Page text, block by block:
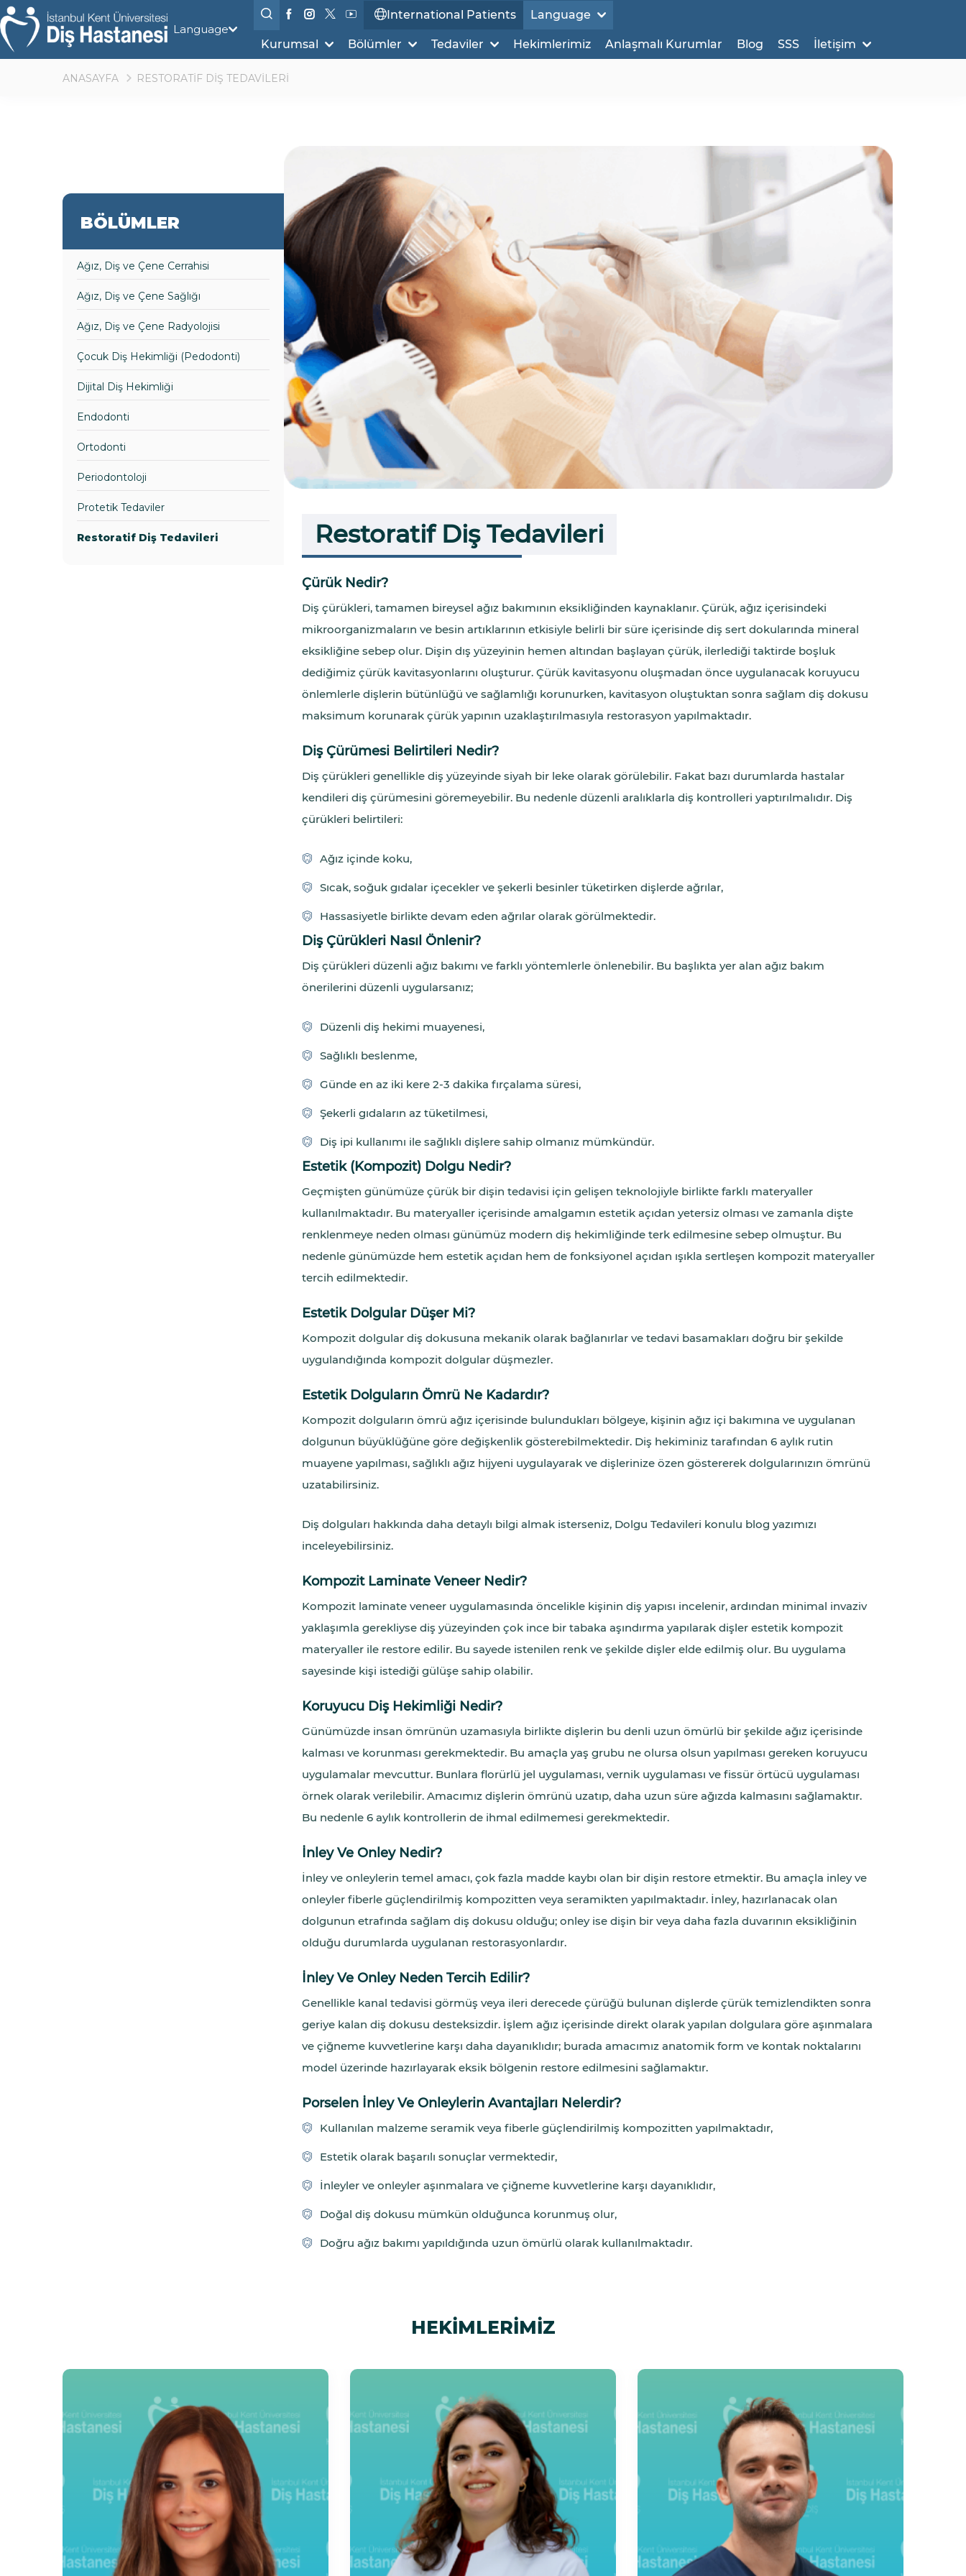
Language
International Patients Language
Kurumsal Bölümler Tedaviler Hekimlerimiz Anlaşmalı Kurumlar Blog SSS İletişim
ANASAYFA RESTORATİF DİŞ TEDAVİLERİ
BÖLÜMLER
Ağız, Diş ve Çene Cerrahisi
Ağız, Diş ve Çene Sağlığı
Ağız, Diş ve Çene Radyolojisi
Çocuk Diş Hekimliği (Pedodonti)
Dijital Diş Hekimliği
Endodonti
Ortodonti
Periodontoloji
Protetik Tedaviler
Restoratif Diş Tedavileri Restoratif Diş Tedavileri
Çürük Nedir?
Diş çürükleri, tamamen bireysel ağız bakımının eksikliğinden kaynaklanır. Çürük, ağız içerisindeki
mikroorganizmaların ve besin artıklarının etkisiyle belirli bir süre içerisinde diş sert dokularında mineral
eksikliğine sebep olur. Dişin dış yüzeyinin hemen altından başlayan çürük, ilerlediği taktirde boşluk
dediğimiz çürük kavitasyonlarını oluşturur. Çürük kavitasyonu oluşmadan önce uygulanacak koruyucu
önlemlerle dişlerin bütünlüğü ve sağlamlığı korunurken, kavitasyon oluştuktan sonra sağlam diş dokusu
maksimum korunarak çürük yapının uzaklaştırılmasıyla restorasyon yapılmaktadır.
Diş Çürümesi Belirtileri Nedir?
Diş çürükleri genellikle diş yüzeyinde siyah bir leke olarak görülebilir. Fakat bazı durumlarda hastalar
kendileri diş çürümesini göremeyebilir. Bu nedenle düzenli aralıklarla diş kontrolleri yaptırılmalıdır. Diş
çürükleri belirtileri:
Ağız içinde koku,
Sıcak, soğuk gıdalar içecekler ve şekerli besinler tüketirken dişlerde ağrılar,
Hassasiyetle birlikte devam eden ağrılar olarak görülmektedir.
Diş Çürükleri Nasıl Önlenir?
Diş çürükleri düzenli ağız bakımı ve farklı yöntemlerle önlenebilir. Bu başlıkta yer alan ağız bakım
önerilerini düzenli uygularsanız;
Düzenli diş hekimi muayenesi,
Sağlıklı beslenme,
Günde en az iki kere 2-3 dakika fırçalama süresi,
Şekerli gıdaların az tüketilmesi,
Diş ipi kullanımı ile sağlıklı dişlere sahip olmanız mümkündür.
Estetik (Kompozit) Dolgu Nedir?
Geçmişten günümüze çürük bir dişin tedavisi için gelişen teknolojiyle birlikte farklı materyaller
kullanılmaktadır. Bu materyaller içerisinde amalgamın estetik açıdan yetersiz olması ve zamanla dişte
renklenmeye neden olması günümüz modern diş hekimliğinde terk edilmesine sebep olmuştur. Bu
nedenle günümüzde hem estetik açıdan hem de fonksiyonel açıdan ışıkla sertleşen kompozit materyaller
tercih edilmektedir.
Estetik Dolgular Düşer Mi?
Kompozit dolgular diş dokusuna mekanik olarak bağlanırlar ve tedavi basamakları doğru bir şekilde
uygulandığında kompozit dolgular düşmezler.
Estetik Dolguların Ömrü Ne Kadardır?
Kompozit dolguların ömrü ağız içerisinde bulundukları bölgeye, kişinin ağız içi bakımına ve uygulanan
dolgunun büyüklüğüne göre değişkenlik gösterebilmektedir. Diş hekiminiz tarafından 6 aylık rutin
muayene yapılması, sağlıklı ağız hijyeni uygulayarak ve dişlerinize özen göstererek dolgularınızın ömrünü
uzatabilirsiniz.
Diş dolguları hakkında daha detaylı bilgi almak isterseniz, Dolgu Tedavileri konulu blog yazımızı
inceleyebilirsiniz.
Kompozit Laminate Veneer Nedir?
Kompozit laminate veneer uygulamasında öncelikle kişinin diş yapısı incelenir, ardından minimal invaziv
yaklaşımla gerekliyse diş yüzeyinden çok ince bir tabaka aşındırma yapılarak dişler estetik kompozit
materyaller ile restore edilir. Bu sayede istenilen renk ve şekilde dişler elde edilmiş olur. Bu uygulama
sayesinde kişi istediği gülüşe sahip olabilir.
Koruyucu Diş Hekimliği Nedir?
Günümüzde insan ömrünün uzamasıyla birlikte dişlerin bu denli uzun ömürlü bir şekilde ağız içerisinde
kalması ve korunması gerekmektedir. Bu amaçla yaş grubu ne olursa olsun yapılması gereken koruyucu
uygulamalar mevcuttur. Bunlara florürlü jel uygulaması, vernik uygulaması ve fissür örtücü uygulaması
örnek olarak verilebilir. Amacımız dişlerin ömrünü uzatıp, daha uzun süre ağızda kalmasını sağlamaktır.
Bu nedenle 6 aylık kontrollerin de ihmal edilmemesi gerekmektedir.
İnley Ve Onley Nedir?
İnley ve onleylerin temel amacı, çok fazla madde kaybı olan bir dişin restore etmektir. Bu amaçla inley ve
onleyler fiberle güçlendirilmiş kompozitten veya seramikten yapılmaktadır. İnley, hazırlanacak olan
dolgunun etrafında sağlam diş dokusu olduğu; onley ise dişin bir veya daha fazla duvarının eksikliğinin
olduğu durumlarda uygulanan restorasyonlardır.
İnley Ve Onley Neden Tercih Edilir?
Genellikle kanal tedavisi görmüş veya ileri derecede çürüğü bulunan dişlerde çürük temizlendikten sonra
geriye kalan diş dokusu desteksizdir. İşlem ağız içerisinde direkt olarak yapılan dolgulara göre aşınmalara
ve çiğneme kuvvetlerine karşı daha dayanıklıdır; burada amacımız anatomik form ve kontak noktalarını
model üzerinde hazırlayarak eksik bölgenin restore edilmesini sağlamaktır.
Porselen İnley Ve Onleylerin Avantajları Nelerdir?
Kullanılan malzeme seramik veya fiberle güçlendirilmiş kompozitten yapılmaktadır,
Estetik olarak başarılı sonuçlar vermektedir,
İnleyler ve onleyler aşınmalara ve çiğneme kuvvetlerine karşı dayanıklıdır,
Doğal diş dokusu mümkün olduğunca korunmuş olur,
Doğru ağız bakımı yapıldığında uzun ömürlü olarak kullanılmaktadır.
HEKİMLERİMİZ